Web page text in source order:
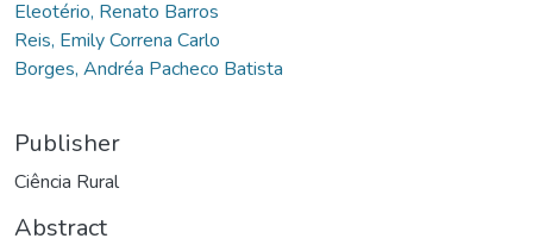
Eleotério, Renato Barros
Reis, Emily Correna Carlo
Borges, Andréa Pacheco Batista
Publisher
Ciência Rural
Abstract